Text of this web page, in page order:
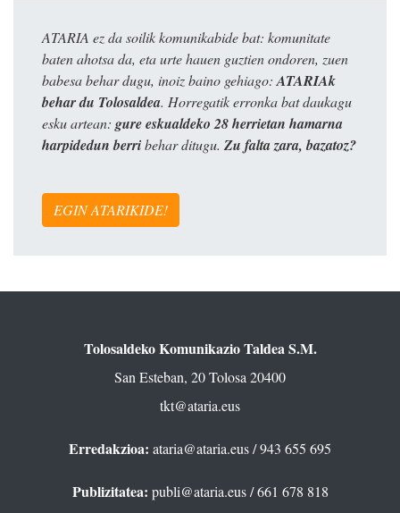
ATARIA ez da soilik komunikabide bat: komunitate
baten ahotsa da, eta urte hauen guztien ondoren, zuen
babesa behar dugu, inoiz baino gehiago:ATARIAk
behar du Tolosaldea. Horregatik erronka bat daukagu
esku artean: gure eskualdeko 28 herrietan hamarna
harpidedun berribehar ditugu. Zu falta zara, bazatoz?
EGIN ATARIKIDE!
Tolosaldeko Komunikazio Taldea S.M.
San Esteban, 20 Tolosa 20400
tkt@ataria.eus
Erredakzioa: ataria@ataria.eus/ 943 655 695
Publizitatea: publi@ataria.eus/ 661 678 818